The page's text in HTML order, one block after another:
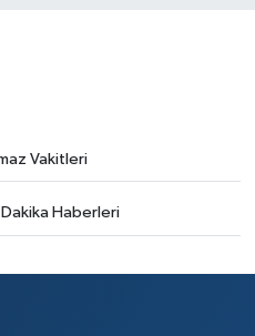
Vakitleri
Haberleri